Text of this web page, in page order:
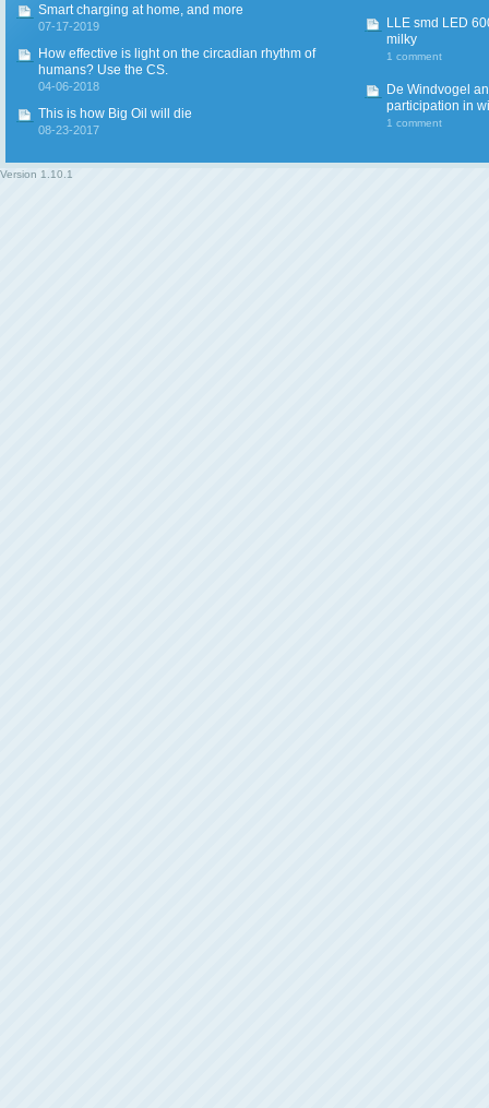
Smart charging at home, and more
07-17-2019
How effective is light on the circadian rhythm of
humans? Use the CS.
04-06-2018
This is how Big Oil will die
08-23-2017
LLE smd LED
milky
1 comment
De Windvogel
participation in
1 comment
Version 1.10.1